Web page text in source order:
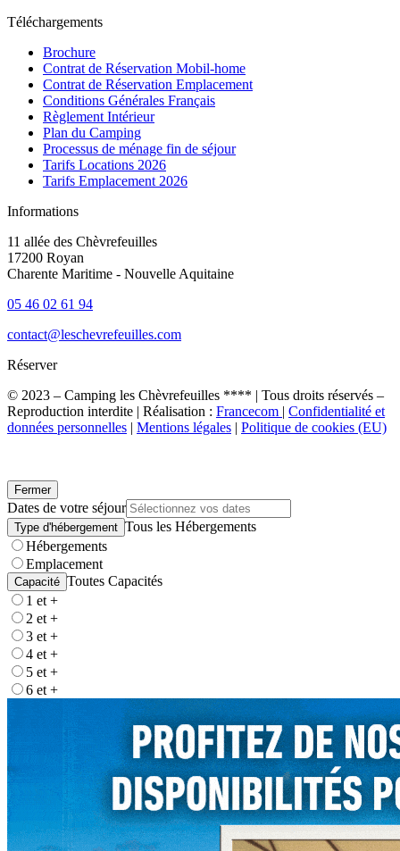
Téléchargements
Brochure
Contrat de Réservation Mobil-home
Contrat de Réservation Emplacement
Conditions Générales Français
Règlement Intérieur
Plan du Camping
Processus de ménage fin de séjour
Tarifs Locations 2026
Tarifs Emplacement 2026
Informations
11 allée des Chèvrefeuilles
17200 Royan
Charente Maritime - Nouvelle Aquitaine
05 46 02 61 94
contact@leschevrefeuilles.com
Réserver
© 2023 – Camping les Chèvrefeuilles **** | Tous droits réservés –
Reproduction interdite | Réalisation : Francecom | Confidentialité et
données personnelles | Mentions légales | Politique de cookies (EU)
Fermer
Dates de votre séjour
Type d'hébergement Tous les Hébergements
Hébergements
Emplacement
Capacité Toutes Capacités
1 et +
2 et +
3 et +
4 et +
5 et +
6 et +